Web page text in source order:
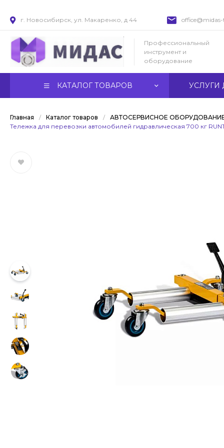
г. Новосибирск, ул. Макаренко, д 44
Профессиональный
инструмент и
оборудование
КАТАЛОГ ТОВАРОВ УСЛУГИ
Главная / Каталог товаров /
АВТОСЕРВИСНОЕ
Тележка для перевозки автомобилей гидравлическая 700 кг